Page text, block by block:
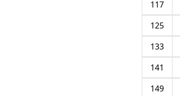
117
125
133
141
149